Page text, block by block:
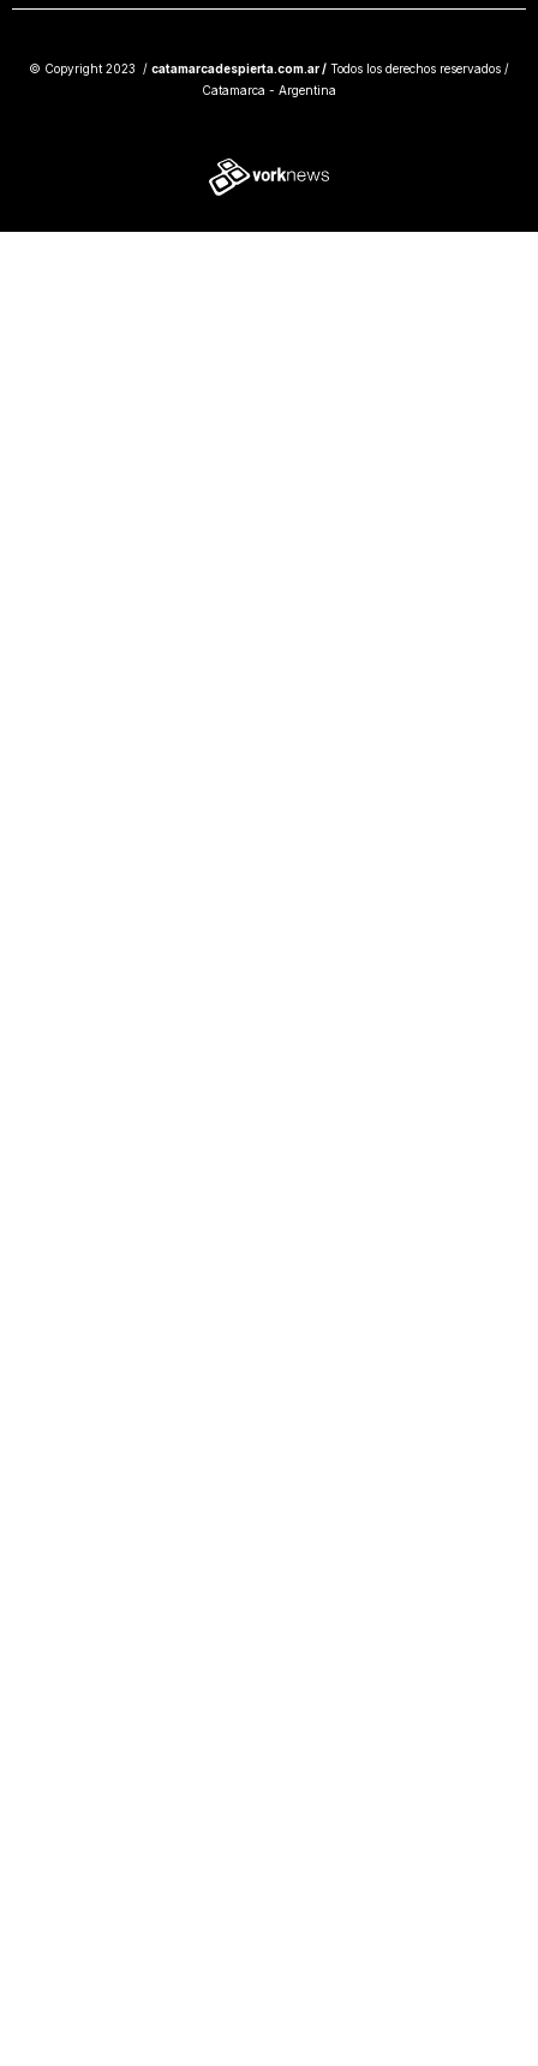
© Copyright 2023 / catamarcadespierta.com.ar / Todos los derechos reservados /
Catamarca - Argentina